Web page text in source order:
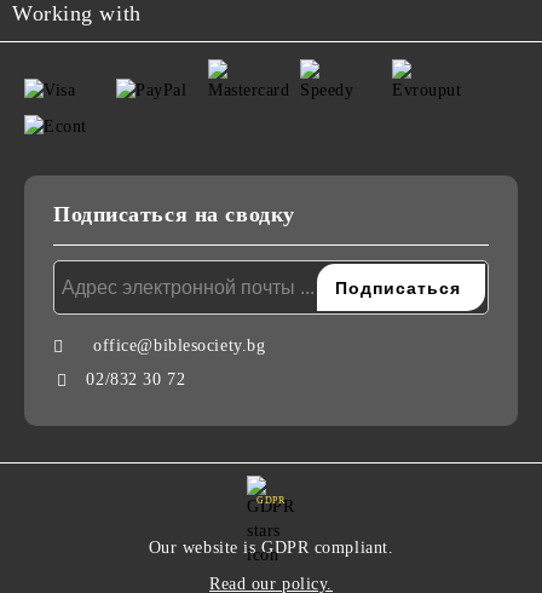
Working with
Подписаться на сводку
office@biblesociety.bg
02/832 30 72
GDPR
Our website is GDPR compliant.
Read our policy.